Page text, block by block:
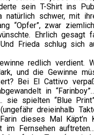
sein T-Shirt ins
natürlich schwer, mit
“Opfer”, zwar
Ehrlich
Frieda schlug
redlich
und die Gewinne
Bei El Cattivo
in
sie spielten “Blue
dreieinhalb
dieses Mal Käpt’n
Fernsehen